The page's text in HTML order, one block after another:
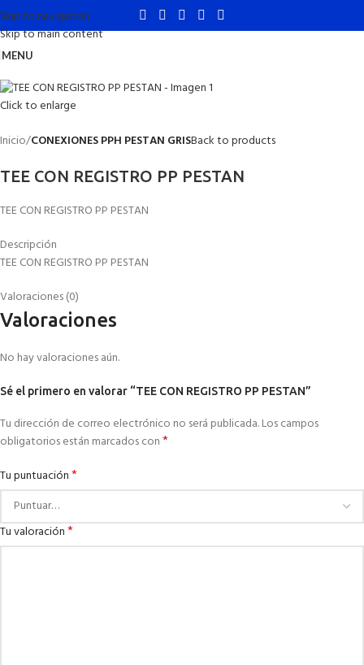
Skip to navigation
Skip to main content
MENU
Click to enlarge
Inicio CONEXIONES PPH PESTAN GRISBack to products
TEE CON REGISTRO PP PESTAN
TEE CON REGISTRO PP PESTAN
Descripción
TEE CON REGISTRO PP PESTAN
Valoraciones (0)
Valoraciones
No hay valoraciones aún.
Sé el primero en valorar “TEE CON REGISTRO PP PESTAN”
Tu dirección de correo electrónico no será publicada.Los campos
obligatorios están marcados con*
Tu puntuación*
Tu valoración*